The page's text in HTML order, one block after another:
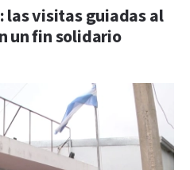
las visitas guiadas al
un fin solidario